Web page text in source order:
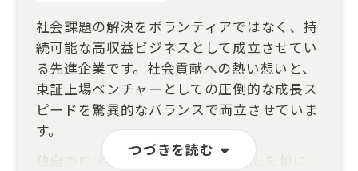
つづきを読む
社会課題の解決をボランティアではなく、持
続可能な高収益ビジネスとして成立させてい
る先進企業です。社会貢献への熱い想いと、
東証上場ベンチャーとしての圧倒的な成長ス
ピードを驚異的なバランスで両立させていま
す。
独自のロス削減ECプラットフォームを軸に、